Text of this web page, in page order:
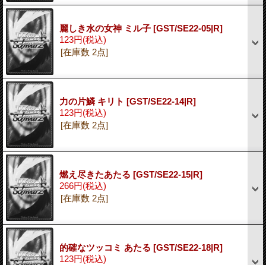
麗しき水の女神 ミル子 [GST/SE22-05|R]
123円(税込)
[在庫数 2点]
力の片鱗 キリト [GST/SE22-14|R]
123円(税込)
[在庫数 2点]
燃え尽きたあたる [GST/SE22-15|R]
266円(税込)
[在庫数 2点]
的確なツッコミ あたる [GST/SE22-18|R]
123円(税込)